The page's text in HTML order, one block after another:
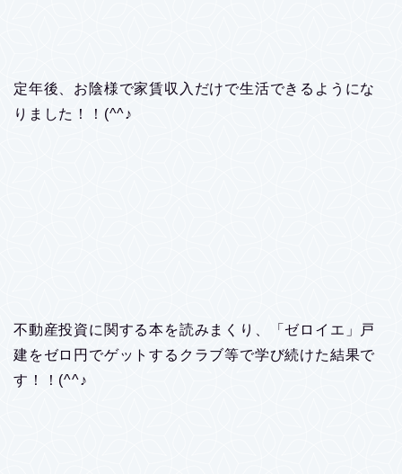
定年後、お陰様で家賃収入だけで生活できるようにな
りました！！(^^♪
不動産投資に関する本を読みまくり、「ゼロイエ」戸
建をゼロ円でゲットするクラブ等で学び続けた結果で
す！！(^^♪